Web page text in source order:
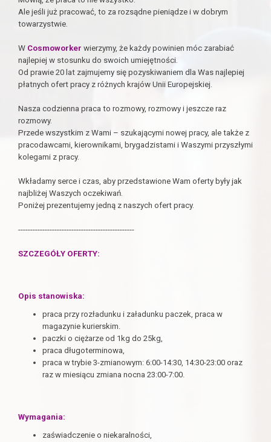
Ale jeśli już pracować, to za rozsądne pieniądze i w dobrym
towarzystwie.
W Cosmoworker wierzymy, że każdy powinien móc zarabiać
najlepiej w stosunku do swoich umiejętności.
Od prawie 20 lat zajmujemy się pozyskiwaniem dla Was najlepiej
płatnych ofert pracy z różnych krajów Unii Europejskiej.
Nasza codzienna praca to rozmowy, rozmowy i jeszcze raz
rozmowy.
Przede wszystkim z Wami – szukającymi nowej pracy, ale także z
pracodawcami, kierownikami, brygadzistami i Waszymi przyszłymi
kolegami z pracy.
Wkładamy serce i czas, aby przedstawione Wam oferty były jak
najbliżej Waszych oczekiwań.
Poniżej prezentujemy jedną z naszych ofert pracy.
------------------------------------------------
SZCZEGÓŁY OFERTY:
Opis stanowiska:
praca przy rozładunku i załadunku paczek, praca w
magazynie kurierskim.
paczki o ciężarze od 1kg do 25kg,
praca długoterminowa,
praca w trybie 3-zmianowym: 6:00-14:30, 14:30-23:00 oraz
raz w miesiącu zmiana nocna 23:00-7:00.
Wymagania:
zaświadczenie o niekaralności,